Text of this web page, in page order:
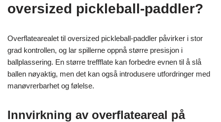
oversized pickleball-paddler?
Overflatearealet til oversized pickleball-paddler påvirker i stor
grad kontrollen, og lar spillerne oppnå større presisjon i
ballplassering. En større treffflate kan forbedre evnen til å slå
ballen nøyaktig, men det kan også introdusere utfordringer med
manøvrerbarhet og følelse.
Innvirkning av overflateareal på